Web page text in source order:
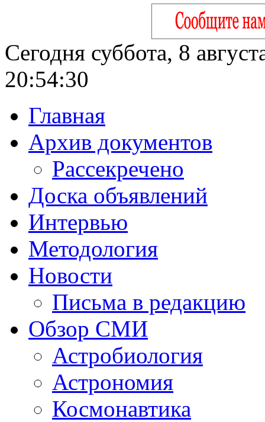
Сегодня суббота, 8
20:54:31
Главная
Архив документов
Рассекречено
Доска объявлений
Интервью
Методология
Новости
Письма в редакцию
Обзор СМИ
Астробиология
Астрономия
Космонавтика